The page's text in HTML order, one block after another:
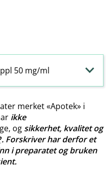
50 mg/ml
merket «Apotek» i
ikke
og sikkerhet, kvalitet og
. Forskriver har derfor et
i preparatet og bruken